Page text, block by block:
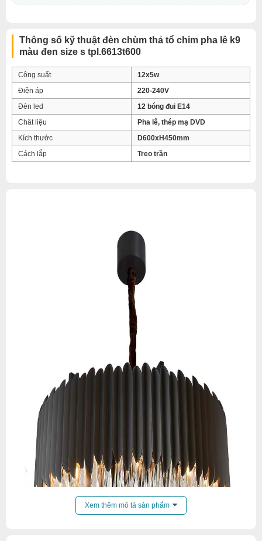
Thông số kỹ thuật đèn chùm thả tổ chim pha lê k9
màu đen size s tpl.6613t600
Công suất
12x5w
Điện áp
220-240V
Đèn led
12 bóng đui E14
Chât liệu
Pha lê, thép mạ DVD
Kích thước
D600xH450mm
Cách lắp
Treo trần
Xem thêm mô tả sản phẩm